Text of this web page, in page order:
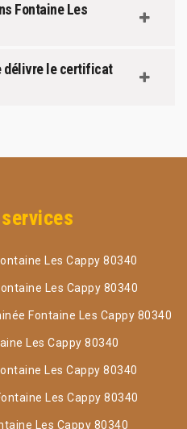
Fontaine Les
délivre le certificat
Les Cappy 80340
Les Cappy 80340
Fontaine Les Cappy 80340
Les Cappy 80340
Les Cappy 80340
Les Cappy 80340
Les Cappy 80340